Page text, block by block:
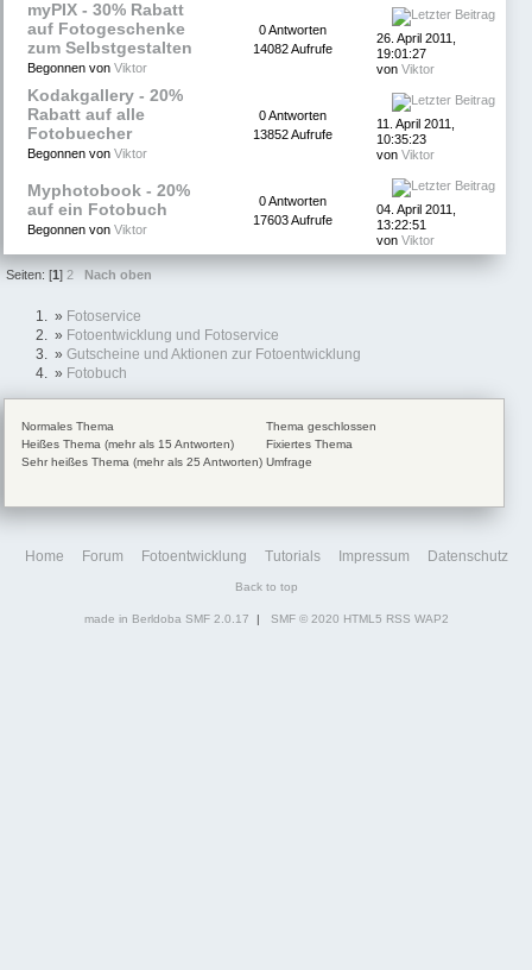
myPIX - 30% Rabatt
auf Fotogeschenke
zum Selbstgestalten
Begonnen von Viktor
0 Antworten
14082 Aufrufe
26. April 2011,
19:01:27
von Viktor
Kodakgallery - 20%
Rabatt auf alle
Fotobuecher
Begonnen von Viktor
0 Antworten
13852 Aufrufe
11. April 2011,
10:35:23
von Viktor
Myphotobook - 20%
auf ein Fotobuch
Begonnen von Viktor
0 Antworten
17603 Aufrufe
04. April 2011,
13:22:51
von Viktor
Seiten: [1]2 Nach oben
» Fotoservice
» Fotoentwicklung und Fotoservice
» Gutscheine und Aktionen zur Fotoentwicklung
» Fotobuch
Normales Thema
Heißes Thema (mehr als 15 Antworten)
Sehr heißes Thema (mehr als 25 Antworten)
Thema geschlossen
Fixiertes Thema
Umfrage
Home Forum Fotoentwicklung Tutorials Impressum Datenschutz
Back to top
made in Berldoba SMF 2.0.17 | SMF © 2020 HTML5 RSS WAP2